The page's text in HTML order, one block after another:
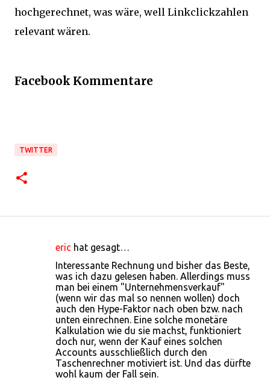
hochgerechnet, was wäre, well Linkclickzahlen
relevant wären.
Facebook Kommentare
TWITTER
eric hat gesagt…
Interessante Rechnung und bisher das Beste,
was ich dazu gelesen haben. Allerdings muss
man bei einem "Unternehmensverkauf"
(wenn wir das mal so nennen wollen) doch
auch den Hype-Faktor nach oben bzw. nach
unten einrechnen. Eine solche monetäre
Kalkulation wie du sie machst, funktioniert
doch nur, wenn der Kauf eines solchen
Accounts ausschließlich durch den
Taschenrechner motiviert ist. Und das dürfte
wohl kaum der Fall sein.